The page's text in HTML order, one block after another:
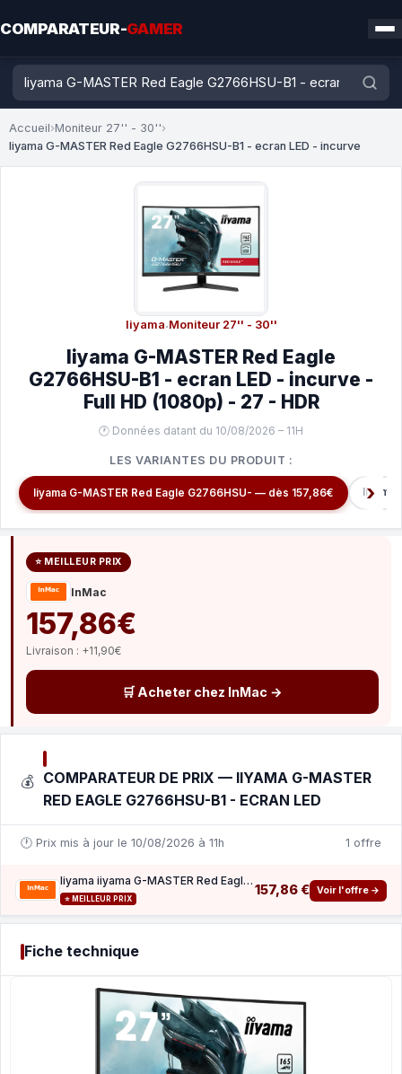
COMPARATEUR-GAMER
Accueil›Moniteur 27'' - 30''›
Iiyama G-MASTER Red Eagle G2766HSU-B1 - ecran LED - incurve
Iiyama·Moniteur 27'' - 30''
Iiyama G-MASTER Red Eagle
G2766HSU-B1 - ecran LED - incurve -
Full HD (1080p) - 27 - HDR
🕐 Données datant du 10/08/2026 – 11H
LES VARIANTES DU PRODUIT :
Iiyama G-MASTER Red Eagle G2766HSU- — dès 157,86€
⭐ MEILLEUR PRIX
InMac
157,86€
Livraison : +11,90€
🛒 Acheter chez InMac →
💰 COMPARATEUR DE PRIX — IIYAMA G-MASTER
RED EAGLE G2766HSU-B1 - ECRAN LED
🕐 Prix mis à jour le 10/08/2026 à 11h 1 offre
Iiyama iiyama G-MASTER Red Eagle G2766HSU-B1 - ecran LED - incurve - Full HD (1080p) - 27
⭐ MEILLEUR PRIX
157,86 € Voir l'offre →
Fiche technique